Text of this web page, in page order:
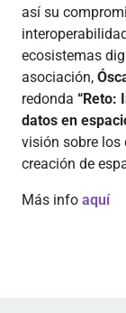
así su
ecosistemas
asociación,
redonda “Reto:
datos en
visión sobre los
creación de
Más info aquí